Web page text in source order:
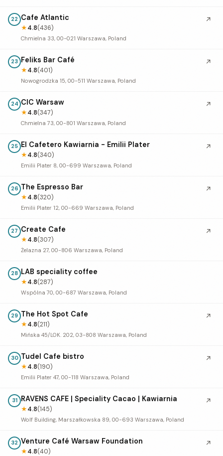
22 Cafe Atlantic
★4.8(436)
Chmielna 33, 00-021 Warszawa, Poland
↗
23 Feliks Bar Café
★4.8(401)
Nowogrodzka 15, 00-511 Warszawa, Poland
↗
24 CIC Warsaw
★4.8(347)
Chmielna 73, 00-801 Warszawa, Poland
↗
25 El Cafetero Kawiarnia - Emilii Plater
★4.8(340)
Emilii Plater 8, 00-699 Warszawa, Poland
↗
26 The Espresso Bar
★4.8(320)
Emilii Plater 12, 00-669 Warszawa, Poland
↗
27 Create Cafe
★4.8(307)
Żelazna 27, 00-806 Warszawa, Poland
↗
28 LAB speciality coffee
★4.8(287)
Wspólna 70, 00-687 Warszawa, Poland
29 The Hot Spot Cafe
★4.8(211)
Mińska 45/LOK. 202, 03-808 Warszawa, Poland
↗
30 Tudel Cafe bistro
★4.8(190)
Emilii Plater 47, 00-118 Warszawa, Poland
↗
31 RAVENS CAFE | Speciality Cacao | Kawiarnia
★4.8(145)
Wolf Building, Marszałkowska 89, 00-693 Warszawa, Poland
↗
32 Venture Café Warsaw Foundation
★4.8(40)
↗